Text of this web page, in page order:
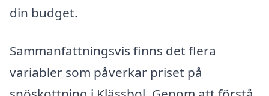
din budget.
Sammanfattningsvis finns det flera
variabler som påverkar priset på